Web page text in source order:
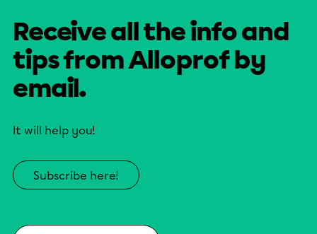
Receive all the info and
tips from Alloprof by
email.
It will help you!
Subscribe here!